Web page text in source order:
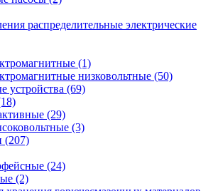
распределительные электрические
(1)
низковольтные (50)
устройства (69)
(29)
(3)
(207)
(24)
(2)